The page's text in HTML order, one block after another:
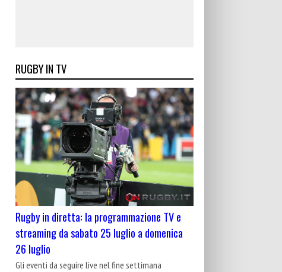
RUGBY IN TV
Rugby in diretta: la programmazione TV e
streaming da sabato 25 luglio a domenica
26 luglio
Gli eventi da seguire live nel fine settimana